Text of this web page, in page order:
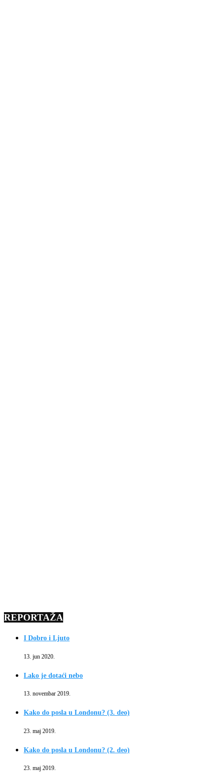
REPORTAŽA
I Dobro i Ljuto
13. jun 2020.
Lako je dotaći nebo
13. novembar 2019.
Kako do posla u Londonu? (3. deo)
23. maj 2019.
Kako do posla u Londonu? (2. deo)
23. maj 2019.